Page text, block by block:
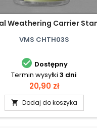
Weathering Carrier
VMS CHTH03S
 Dostępny
Termin wysyłki 3 dni
Cena
20,90 zł
 Dodaj do koszyka